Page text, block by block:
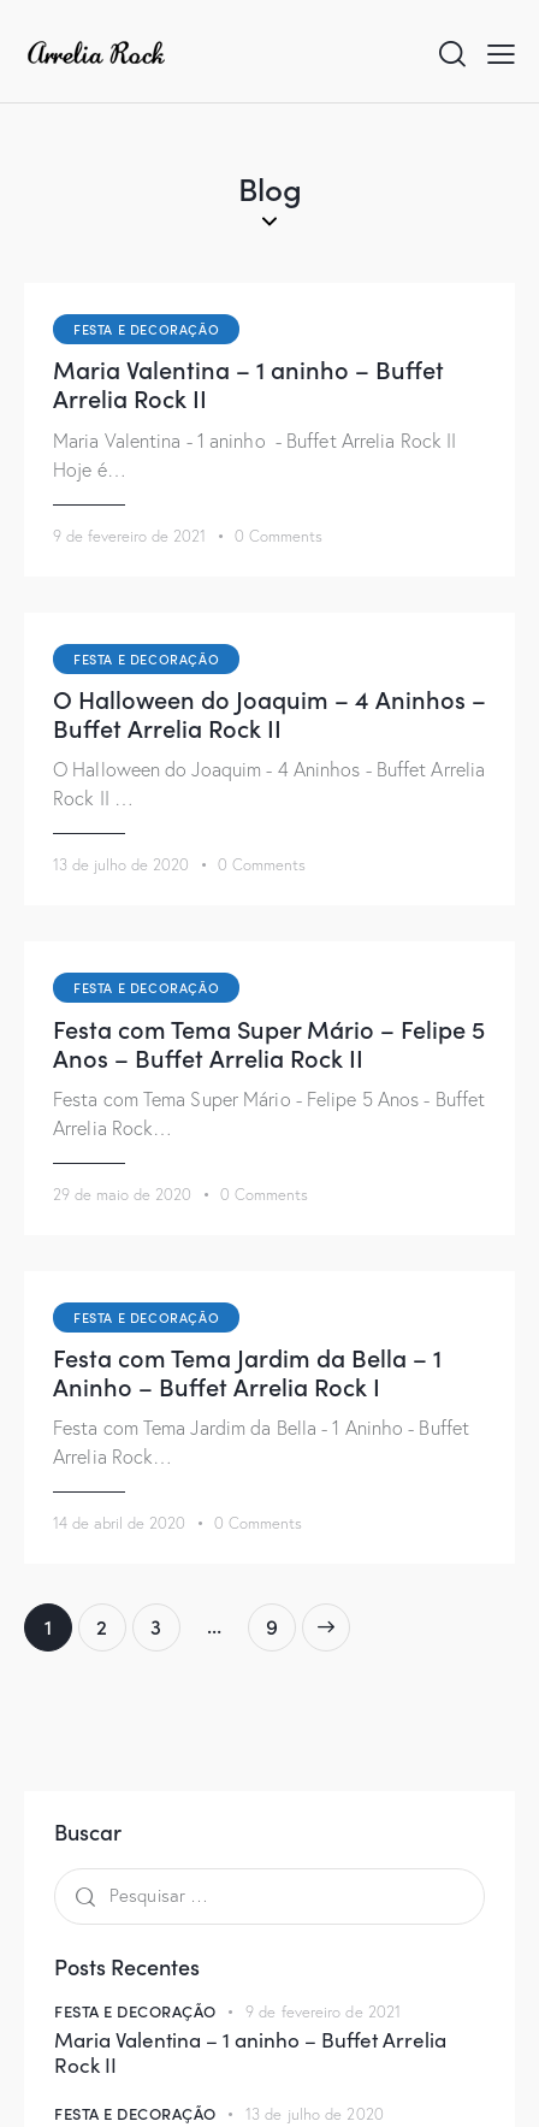
Blog
FESTA E DECORAÇÃO
Maria Valentina – 1 aninho – Buffet
Arrelia Rock II
Maria Valentina - 1 aninho - Buffet Arrelia Rock II
Hoje é…
9 de fevereiro de 2021 0 Comments
FESTA E DECORAÇÃO
O Halloween do Joaquim – 4 Aninhos –
Buffet Arrelia Rock II
O Halloween do Joaquim - 4 Aninhos - Buffet Arrelia
Rock II …
13 de julho de 2020 0 Comments
FESTA E DECORAÇÃO
Festa com Tema Super Mário – Felipe 5
Anos – Buffet Arrelia Rock II
Festa com Tema Super Mário - Felipe 5 Anos - Buffet
Arrelia Rock…
29 de maio de 2020 0 Comments
FESTA E DECORAÇÃO
Festa com Tema Jardim da Bella – 1
Aninho – Buffet Arrelia Rock I
Festa com Tema Jardim da Bella - 1 Aninho - Buffet
Arrelia Rock…
14 de abril de 2020 0 Comments
1 2 3 … 9
>
Buscar
Posts Recentes
FESTA E DECORAÇÃO 9 de fevereiro de 2021
Maria Valentina – 1 aninho – Buffet Arrelia
Rock II
FESTA E DECORAÇÃO 13 de julho de 2020